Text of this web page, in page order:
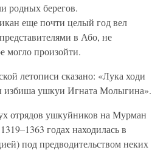
родных берегов.
еще почти целый год вел
в Або, не
могло произойти.
летописи сказано: «Лука ходи
ушкуи Игната Молыгина».
отрядов ушкуйников на Мурман
годах находилась в
под предводительством неких